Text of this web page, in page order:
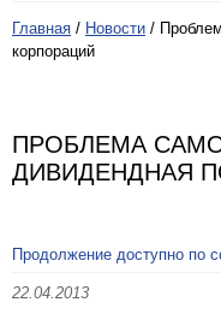
Главная / Новости /
корпораций
ПРОБЛЕМА
ДИВИДЕНДНАЯ
Продолжение доступно по
22.04.2013